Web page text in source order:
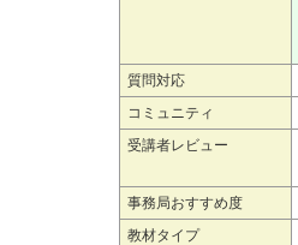
質問対応
コミュニティ
受講者レビュー
事務局おすすめ度
教材タイプ